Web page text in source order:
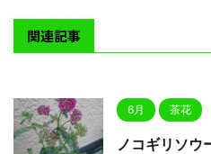
関連記事
6月 茶花
ノコギリソ